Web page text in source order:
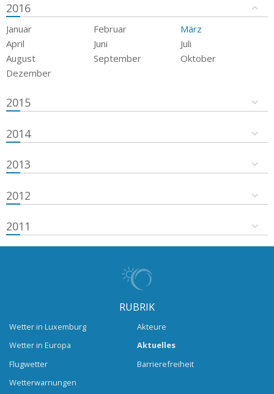
2016
Januar Februar
März
April
Juni
Juli
August
September
Oktober
Dezember
2015
2014
2013
2012
2011
RUBRIK
Wetter in Luxemburg
Wetter in Europa
Flugwetter
Wetterwarnungen
Akteure
Aktuelles
Barrierefreiheit